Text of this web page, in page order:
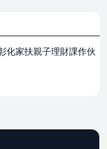
家扶親子理財課作伙